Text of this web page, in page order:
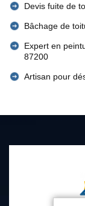
Devis fuite de
Bâchage de
Expert en
87200
Artisan pour